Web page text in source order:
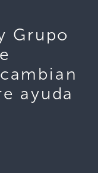
Grupo
ayuda